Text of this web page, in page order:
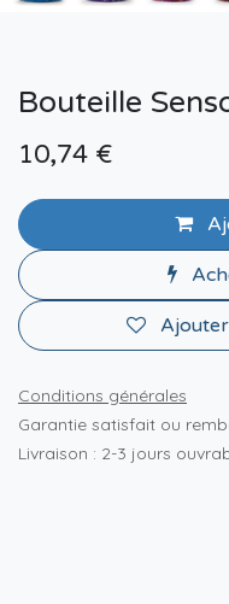
Bouteille
10,74 €
Conditions générales
Garantie satisfait ou
Livraison : 2-3 jours